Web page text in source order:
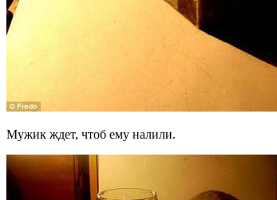
Мужик ждет, чтоб ему налили.